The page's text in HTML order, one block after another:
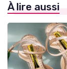
À lire aussi